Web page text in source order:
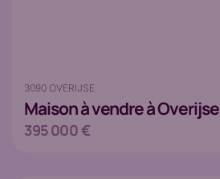
3090 OVERIJSE
Maisonà vendre à Overijse
395 000 €